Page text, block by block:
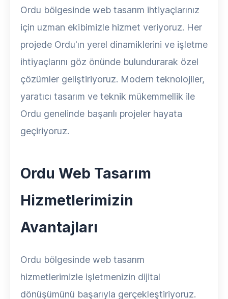
Ordu bölgesinde web tasarım ihtiyaçlarınız
için uzman ekibimizle hizmet veriyoruz. Her
projede Ordu'ın yerel dinamiklerini ve işletme
ihtiyaçlarını göz önünde bulundurarak özel
çözümler geliştiriyoruz. Modern teknolojiler,
yaratıcı tasarım ve teknik mükemmellik ile
Ordu genelinde başarılı projeler hayata
geçiriyoruz.
Ordu Web Tasarım
Hizmetlerimizin
Avantajları
Ordu bölgesinde web tasarım
hizmetlerimizle işletmenizin dijital
dönüşümünü başarıyla gerçekleştiriyoruz.